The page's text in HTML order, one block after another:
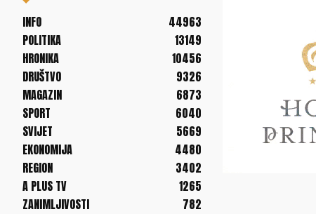
INFO
44963
POLITIKA
13149
HRONIKA
10456
DRUŠTVO
9326
MAGAZIN
6873
SPORT
6040
SVIJET
5669
EKONOMIJA
4480
REGION
3402
A PLUS TV
1265
ZANIMLJIVOSTI
782